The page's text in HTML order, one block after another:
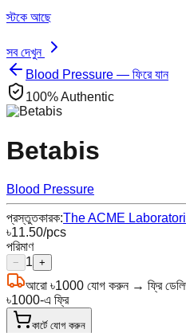
স্টকে আছে
সব দেখুন
Blood Pressure — ফিরে যান
100% Authentic
Betabis
Blood Pressure
প্রস্তুতকারক:The ACME
৳11.50/pcs
পরিমাণ
− 1 +
আরো ৳1000 যোগ করুন → ফ্রি
৳1000-এ ফ্রি
কার্টে যোগ করুন